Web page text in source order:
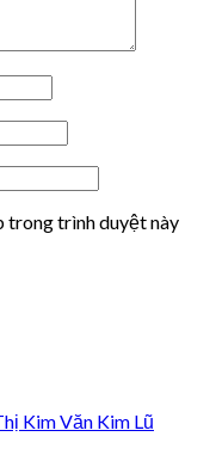
trong trình duyệt này
Kim Văn Kim Lũ